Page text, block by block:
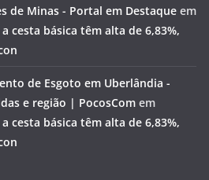
de Minas - Portal em Destaque em
cesta básica têm alta de 6,83%,
de Esgoto em Uberlândia -
e região | PocosCom em
cesta básica têm alta de 6,83%,